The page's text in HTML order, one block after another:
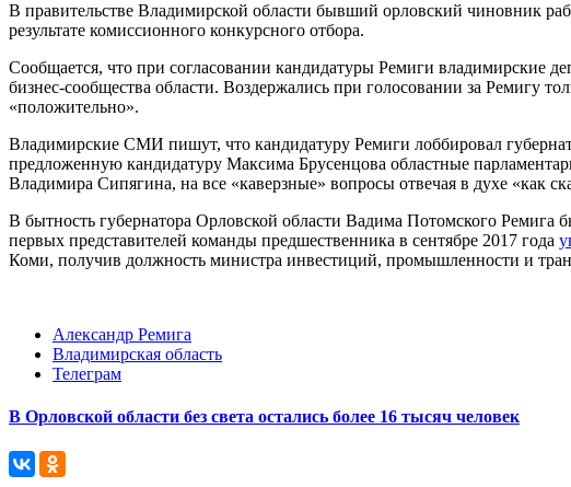
В правительстве Владимирской области бывший орловский чиновник
результате комиссионного конкурсного отбора.
Сообщается, что при согласовании кандидатуры Ремиги владимирские
бизнес-сообщества области. Воздержались при голосовании за Ремигу
«положительно».
Владимирские СМИ пишут, что кандидатуру Ремиги лоббировал
предложенную кандидатуру Максима Брусенцова областные
Владимира Сипягина, на все «каверзные» вопросы отвечая в духе «как
В бытность губернатора Орловской области Вадима Потомского Ремига
первых представителей команды предшественника в сентябре 2017 года
Коми, получив должность министра инвестиций, промышленности и
Александр Ремига
Владимирская область
Телеграм
В Орловской области без света остались более 16 тысяч человек